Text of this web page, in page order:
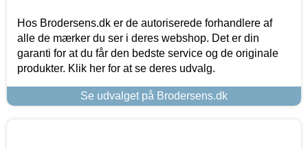
Hos Brodersens.dk er de autoriserede forhandlere af
alle de mærker du ser i deres webshop. Det er din
garanti for at du får den bedste service og de originale
produkter. Klik her for at se deres udvalg.
Se udvalget på Brodersens.dk